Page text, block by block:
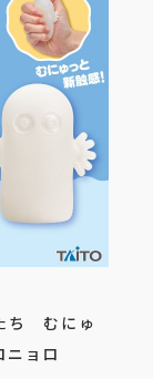
ち むにゅ
ョロ